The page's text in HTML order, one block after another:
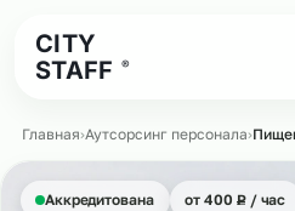
CITY
STAFF
®
Главная›Аутсорсинг персонала›
Аккредитована от 400 ₽
Р/ час